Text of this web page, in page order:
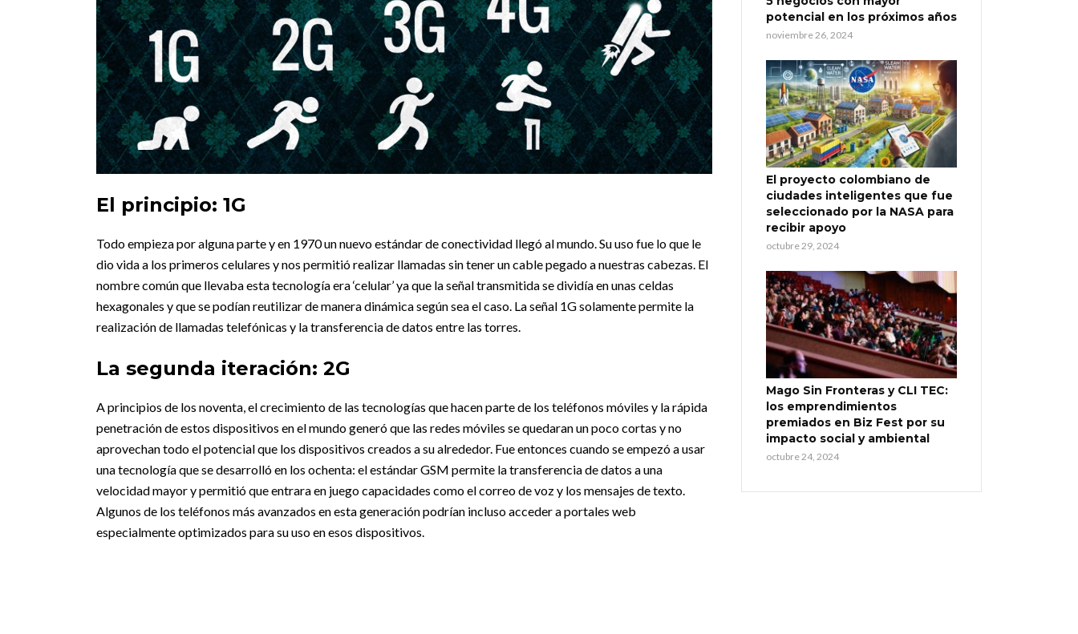
El principio: 1G
Todo empieza por alguna parte y en 1970 un nuevo estándar de conectividad llegó al mundo. Su uso fue lo que le
dio vida a los primeros celulares y nos permitió realizar llamadas sin tener un cable pegado a nuestras cabezas. El
nombre común que llevaba esta tecnología era ‘celular’ ya que la señal transmitida se dividía en unas celdas
hexagonales y que se podían reutilizar de manera dinámica según sea el caso. La señal 1G solamente permite la
realización de llamadas telefónicas y la transferencia de datos entre las torres.
La segunda iteración: 2G
A principios de los noventa, el crecimiento de las tecnologías que hacen parte de los teléfonos móviles y la rápida
penetración de estos dispositivos en el mundo generó que las redes móviles se quedaran un poco cortas y no
aprovechan todo el potencial que los dispositivos creados a su alrededor. Fue entonces cuando se empezó a usar
una tecnología que se desarrolló en los ochenta: el estándar GSM permite la transferencia de datos a una
velocidad mayor y permitió que entrara en juego capacidades como el correo de voz y los mensajes de texto.
Algunos de los teléfonos más avanzados en esta generación podrían incluso acceder a portales web
especialmente optimizados para su uso en esos dispositivos.
potencial en los próximos años
noviembre 26, 2024
El proyecto colombiano de
ciudades inteligentes que fue
seleccionado por la NASA para
recibir apoyo
octubre 29, 2024
Mago Sin Fronteras y CLI TEC:
los emprendimientos
premiados en Biz Fest por su
impacto social y ambiental
octubre 24, 2024